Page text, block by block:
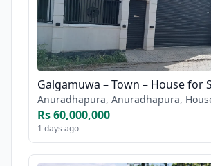
Galgamuwa – Town – House for
Anuradhapura, Anuradhapura,
Rs 60,000,000
1 days ago